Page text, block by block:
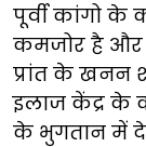
पूर्वी कांगो के
कमजोर है और
प्रांत के खनन
इलाज केंद्र के
के भुगतान में